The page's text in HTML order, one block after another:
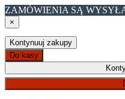
ZAMÓWIENIA SĄ
×
Kontynuuj zakupy
Do kasy